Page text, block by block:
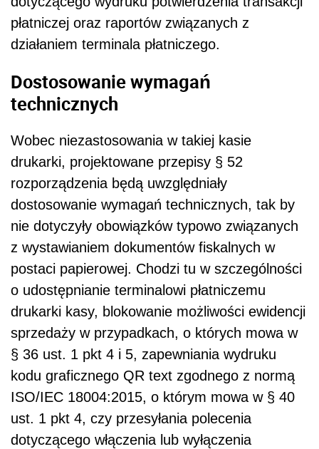
płatniczej oraz raportów związanych z
działaniem terminala płatniczego.
Dostosowanie wymagań
technicznych
Wobec niezastosowania w takiej kasie
drukarki, projektowane przepisy § 52
rozporządzenia będą uwzględniały
dostosowanie wymagań technicznych, tak by
nie dotyczyły obowiązków typowo związanych
z wystawianiem dokumentów fiskalnych w
postaci papierowej. Chodzi tu w szczególności
o udostępnianie terminalowi płatniczemu
drukarki kasy, blokowanie możliwości ewidencji
sprzedaży w przypadkach, o których mowa w
§ 36 ust. 1 pkt 4 i 5, zapewniania wydruku
kodu graficznego QR text zgodnego z normą
ISO/IEC 18004:2015, o którym mowa w § 40
ust. 1 pkt 4, czy przesyłania polecenia
dotyczącego włączenia lub wyłączenia